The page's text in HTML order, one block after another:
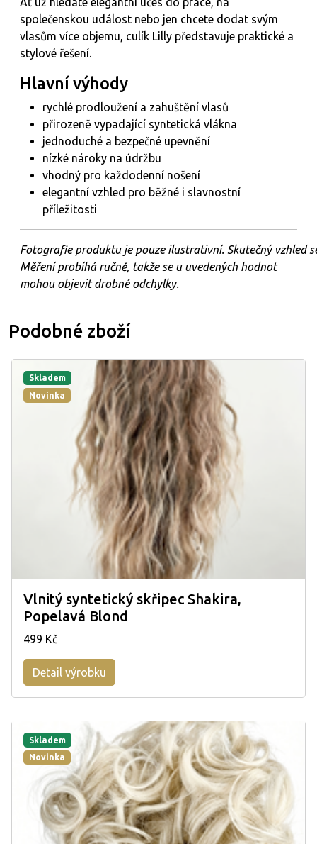
společenskou událost nebo jen chcete dodat svým
vlasům více objemu, culík Lilly představuje praktické a
stylové řešení.
Hlavní výhody
rychlé prodloužení a zahuštění vlasů
přirozeně vypadající syntetická vlákna
jednoduché a bezpečné upevnění
nízké nároky na údržbu
vhodný pro každodenní nošení
elegantní vzhled pro běžné i slavnostní
příležitosti
Fotografie produktu je pouze ilustrativní. Skutečný vzhled
Měření probíhá ručně, takže se u uvedených hodnot
mohou objevit drobné odchylky.
Podobné zboží
Skladem
Novinka
Vlnitý syntetický skřipec Shakira,
Popelavá Blond
499 Kč
Detail výrobku
Skladem
Novinka